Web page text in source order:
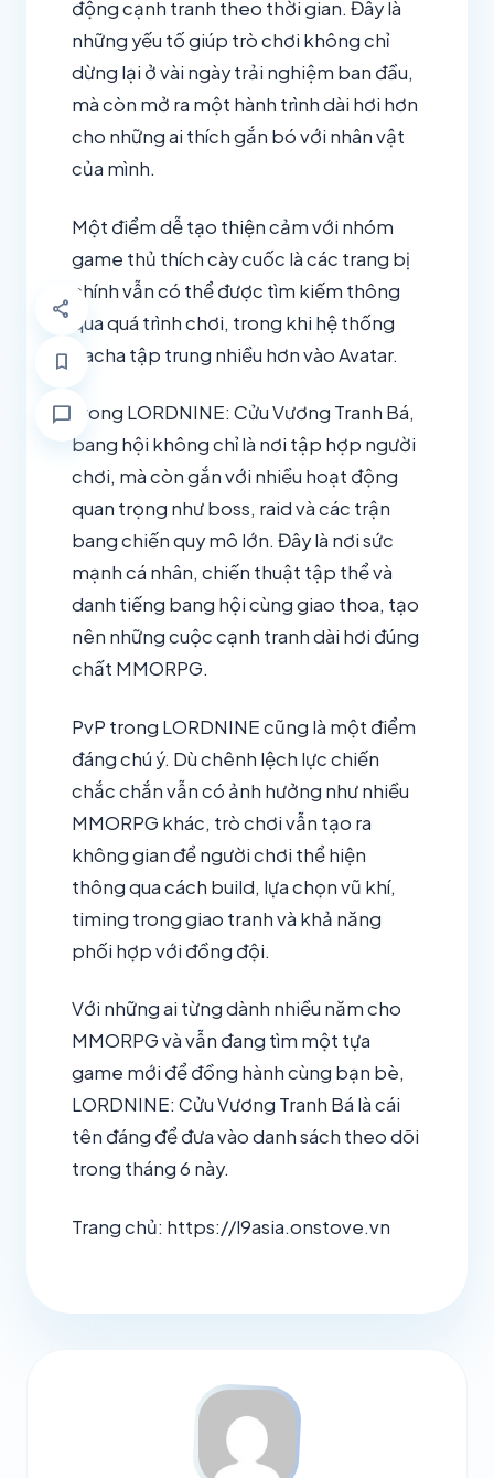
share
bookmark
chat_bubble
động cạnh tranh theo thời gian. Đây là
những yếu tố giúp trò chơi không chỉ
dừng lại ở vài ngày trải nghiệm ban đầu,
mà còn mở ra một hành trình dài hơi hơn
cho những ai thích gắn bó với nhân vật
của mình.
Một điểm dễ tạo thiện cảm với nhóm
game thủ thích cày cuốc là các trang bị
chính vẫn có thể được tìm kiếm thông
qua quá trình chơi, trong khi hệ thống
gacha tập trung nhiều hơn vào Avatar.
Trong LORDNINE: Cửu Vương Tranh Bá,
bang hội không chỉ là nơi tập hợp người
chơi, mà còn gắn với nhiều hoạt động
quan trọng như boss, raid và các trận
bang chiến quy mô lớn. Đây là nơi sức
mạnh cá nhân, chiến thuật tập thể và
danh tiếng bang hội cùng giao thoa, tạo
nên những cuộc cạnh tranh dài hơi đúng
chất MMORPG.
PvP trong LORDNINE cũng là một điểm
đáng chú ý. Dù chênh lệch lực chiến
chắc chắn vẫn có ảnh hưởng như nhiều
MMORPG khác, trò chơi vẫn tạo ra
không gian để người chơi thể hiện
thông qua cách build, lựa chọn vũ khí,
timing trong giao tranh và khả năng
phối hợp với đồng đội.
Với những ai từng dành nhiều năm cho
MMORPG và vẫn đang tìm một tựa
game mới để đồng hành cùng bạn bè,
LORDNINE: Cửu Vương Tranh Bá là cái
tên đáng để đưa vào danh sách theo dõi
trong tháng 6 này.
Trang chủ: https://l9asia.onstove.vn